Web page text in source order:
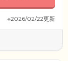
※2026/02/22更新